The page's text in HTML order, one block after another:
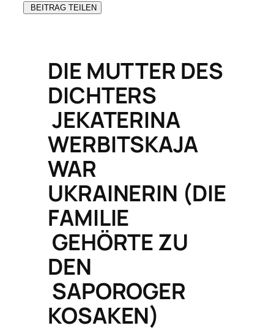
BEITRAG TEILEN
DIE MUTTER DES
DICHTERS
JEKATERINA
WERBITSKAJA
WAR
UKRAINERIN (DIE
FAMILIE
GEHÖRTE ZU
DEN
SAPOROGER
KOSAKEN)